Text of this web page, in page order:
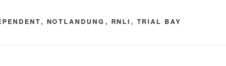
, NOTLANDUNG , RNLI , TRIAL BAY